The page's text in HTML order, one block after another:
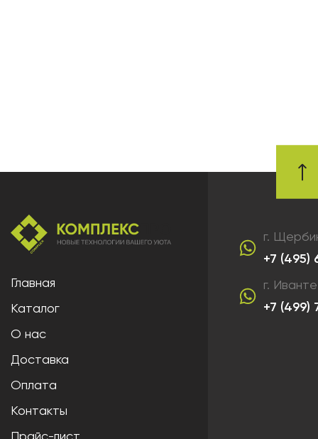
Главная
Каталог
О нас
Доставка
Оплата
Контакты
Прайс-лист
г.
+7 (495)
г.
+7 (499)